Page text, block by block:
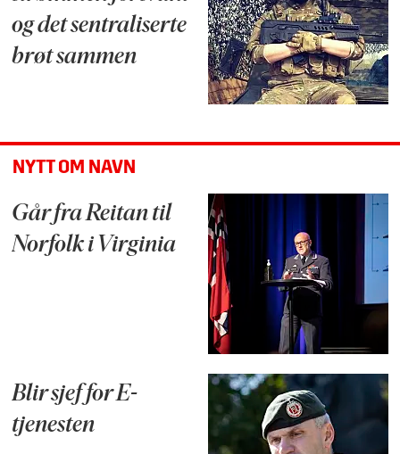
og det sentraliserte
brøt sammen
NYTT OM NAVN
Går fra Reitan til
Norfolk i Virginia
Blir sjef for E-
tjenesten